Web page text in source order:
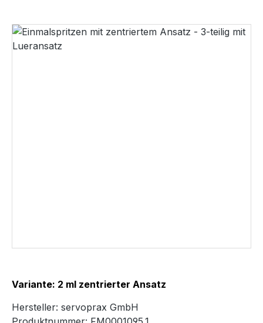
Bildergalerie überspringen
Variante: 2 ml zentrierter Ansatz
Hersteller: servoprax GmbH